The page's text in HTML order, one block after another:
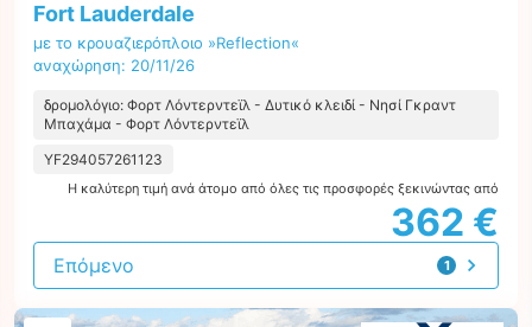
Fort Lauderdale
με το κρουαζιερόπλοιο »Reflection«
αναχώρηση: 20/11/26
δρομολόγιο: Φορτ Λόντερντεϊλ - Δυτικό κλειδί - Νησί Γκραντ
Μπαχάμα - Φορτ Λόντερντεϊλ
YF294057261123
Η καλύτερη τιμή ανά άτομο από όλες τις προσφορές ξεκινώντας από
362 €
1
προσφορά
Επόμενο